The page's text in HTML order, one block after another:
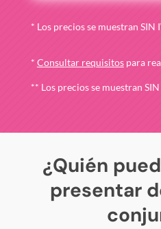
* Los precios se muestran SIN
* Consultar requisitospara
** Los precios se muestran
¿Quién
presentar